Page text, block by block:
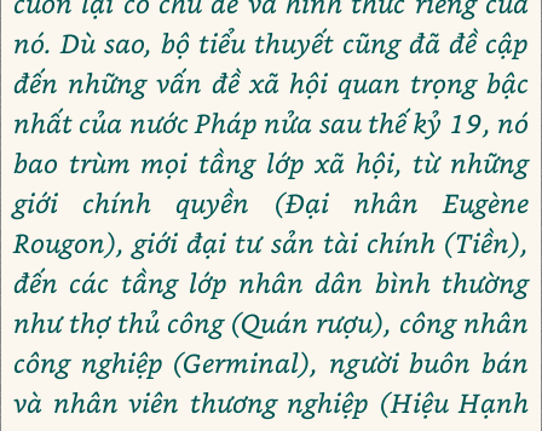
nó. Dù sao, bộ tiểu thuyết cũng đã đề cập
đến những vấn đề xã hội quan trọng bậc
nhất của nước Pháp nửa sau thế kỷ 19, nó
bao trùm mọi tầng lớp xã hội, từ những
giới chính quyền (Đại nhân Eugène
Rougon), giới đại tư sản tài chính (Tiền),
đến các tầng lớp nhân dân bình thường
như thợ thủ công (Quán rượu), công nhân
công nghiệp (Germinal), người buôn bán
và nhân viên thương nghiệp (Hiệu Hạnh